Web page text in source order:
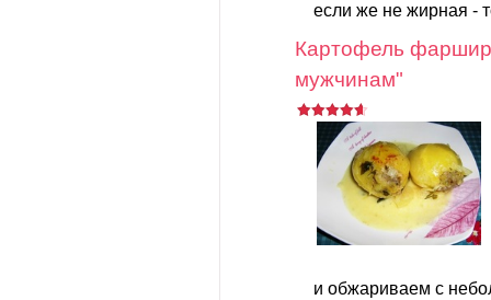
если же не жирная -
Картофель
мужчинам"
и обжариваем с